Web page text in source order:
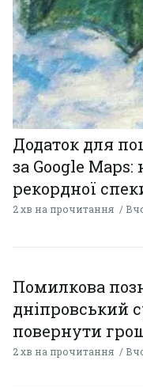
Додаток для
за Google
рекордної
2 хв на прочитання
Помилкова
дніпровський
повернути
2 хв на прочитання